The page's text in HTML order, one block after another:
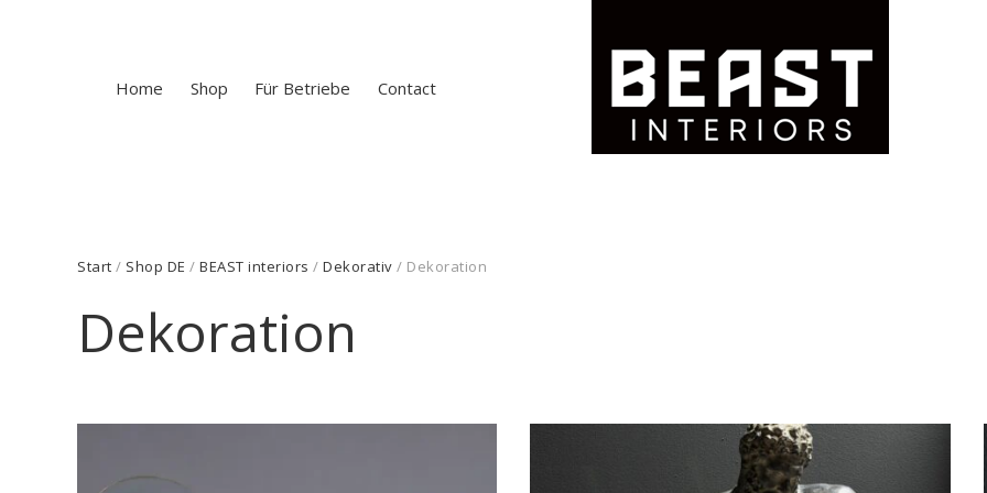
Home Shop Für Betriebe Contact
Start / Shop DE / BEAST interiors / Dekorativ / Dekoration
Dekoration